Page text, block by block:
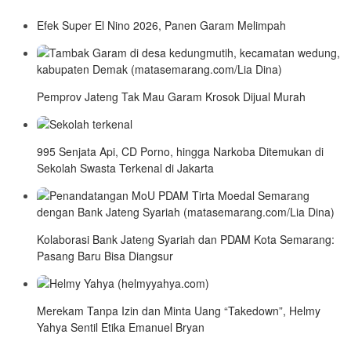
Efek Super El Nino 2026, Panen Garam Melimpah
Pemprov Jateng Tak Mau Garam Krosok Dijual Murah
995 Senjata Api, CD Porno, hingga Narkoba Ditemukan di
Sekolah Swasta Terkenal di Jakarta
Kolaborasi Bank Jateng Syariah dan PDAM Kota Semarang:
Pasang Baru Bisa Diangsur
Merekam Tanpa Izin dan Minta Uang “Takedown”, Helmy
Yahya Sentil Etika Emanuel Bryan